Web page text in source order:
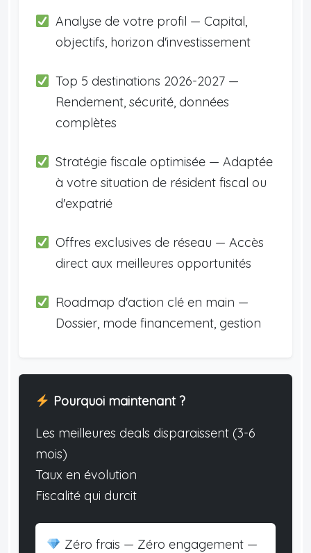
Analyse de votre profil — Capital,
objectifs, horizon d'investissement
Top 5 destinations 2026-2027 —
Rendement, sécurité, données
complètes
Stratégie fiscale optimisée — Adaptée
à votre situation de résident fiscal ou
d'expatrié
Offres exclusives de réseau — Accès
direct aux meilleures opportunités
Roadmap d'action clé en main —
Dossier, mode financement, gestion
Pourquoi maintenant ?
Les meilleures deals disparaissent (3-6
mois)
Taux en évolution
Fiscalité qui durcit
Zéro frais — Zéro engagement —